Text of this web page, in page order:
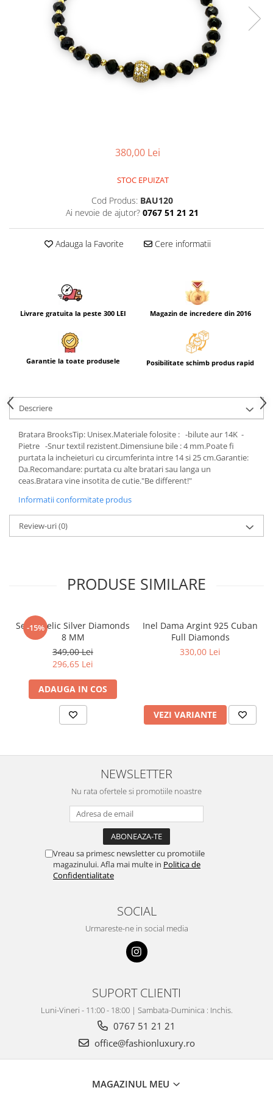
CEASURI DAMA
380,00 Lei
STOC EPUIZAT
Cod Produs: BAU120
Ai nevoie de ajutor? 0767 51 21 21
Adauga la Favorite Cere informatii
Livrare gratuita la peste 300 LEI Magazin de incredere din 2016
Garantie la toate produsele Posibilitate schimb produs rapid
Descriere
Bratara BrooksTip: Unisex.Materiale folosite : -bilute aur 14K -
Pietre -Snur textil rezistent.Dimensiune bile : 4 mm.Poate fi
purtata la incheieturi cu circumferinta intre 14 si 25 cm.Garantie:
Da.Recomandare: purtata cu alte bratari sau langa un
ceas.Bratara vine insotita de cutie."Be different!"
Informatii conformitate produs
Review-uri(0)
PRODUSE SIMILARE
-15%
Set Angelic Silver Diamonds
8 MM
349,00 Lei
296,65 Lei
ADAUGA IN COS
Inel Dama Argint 925 Cuban
Full Diamonds
330,00 Lei
VEZI VARIANTE
NEWSLETTER
Nu rata ofertele si promotiile noastre
Vreau sa primesc newsletter cu promotiile
magazinului. Afla mai multe in Politica de
Confidentialitate
SOCIAL
Urmareste-ne in social media
SUPORT CLIENTI
Luni-Vineri - 11:00 - 18:00 | Sambata-Duminica : Inchis.
0767 51 21 21
office@fashionluxury.ro
MAGAZINUL MEU